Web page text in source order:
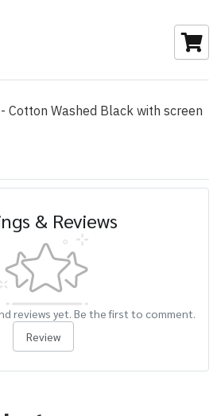
Cotton Washed Black with screen
& Reviews
reviews yet. Be the first to comment.
Review